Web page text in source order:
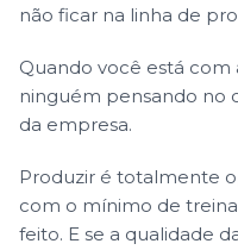
não ficar na linha de
Quando você está
ninguém pensando no
da empresa.
Produzir é totalmente
com o mínimo de
feito. E se a qualidade